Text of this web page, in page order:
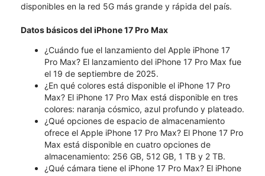
disponibles en la red 5G más grande y rápida del país.
Datos básicos del iPhone 17 Pro Max
¿Cuándo fue el lanzamiento del Apple iPhone 17
Pro Max? El lanzamiento del iPhone 17 Pro Max fue
el 19 de septiembre de 2025.
¿En qué colores está disponible el iPhone 17 Pro
Max? El iPhone 17 Pro Max está disponible en tres
colores: naranja cósmico, azul profundo y plateado.
¿Qué opciones de espacio de almacenamiento
ofrece el Apple iPhone 17 Pro Max? El Phone 17 Pro
Max está disponible en cuatro opciones de
almacenamiento: 256 GB, 512 GB, 1 TB y 2 TB.
¿Qué cámara tiene el iPhone 17 Pro Max? El iPhone